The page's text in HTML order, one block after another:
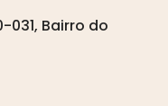
031, Bairro do